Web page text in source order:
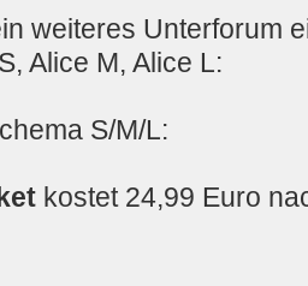
weiteres Unterforum
Alice M, Alice L:
S/M/L:
kostet 24,99 Euro